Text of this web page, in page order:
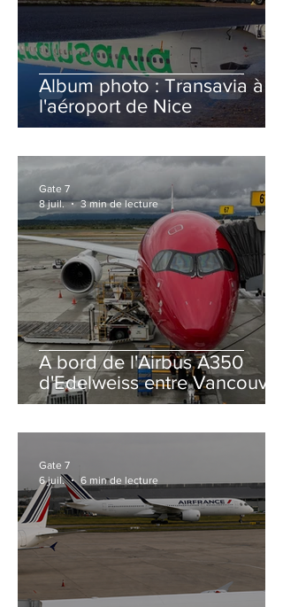
Album photo : Transavia à
l'aéroport de Nice
A bord de l'Airbus A350
d'Edelweiss entre Vancouver
et Zurich
Gate 7
8 juil.
3 min de lecture
Gate 7
6 juil.
6 min de lecture